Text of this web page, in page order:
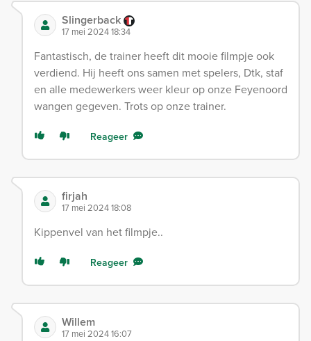
Slingerback
17 mei 2024 18:34
Fantastisch, de trainer heeft dit mooie filmpje ook
verdiend. Hij heeft ons samen met spelers, Dtk, staf
en alle medewerkers weer kleur op onze Feyenoord
wangen gegeven. Trots op onze trainer.
Reageer
firjah
17 mei 2024 18:08
Kippenvel van het filmpje..
Reageer
Willem
17 mei 2024 16:07